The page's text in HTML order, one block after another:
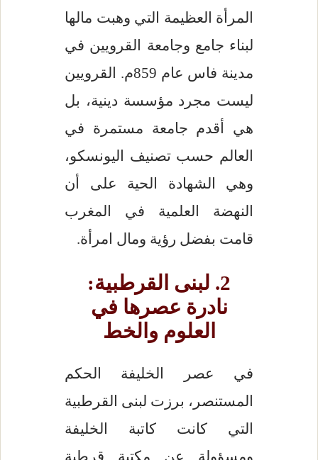
المرأة العظيمة التي وهبت مالها
لبناء جامع وجامعة القرويين في
مدينة فاس عام 859م. القرويين
ليست مجرد مؤسسة دينية، بل
هي أقدم جامعة مستمرة في
العالم حسب تصنيف اليونسكو،
وهي الشهادة الحية على أن
النهضة العلمية في المغرب
قامت بفضل رؤية ومال امرأة.
2. لبنى القرطبية:
نادرة عصرها في
العلوم والخط
في عصر الخليفة الحكم
المستنصر، برزت لبنى القرطبية
التي كانت كاتبة الخليفة
ومسؤولة عن مكتبة قرطبة